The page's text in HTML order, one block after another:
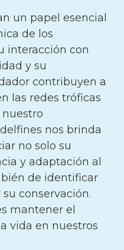
un papel esencial
de los
interacción con
y su
contribuyen a
las redes tróficas
nos brinda
no solo su
y adaptación al
de identificar
conservación.
mantener el
vida en nuestros